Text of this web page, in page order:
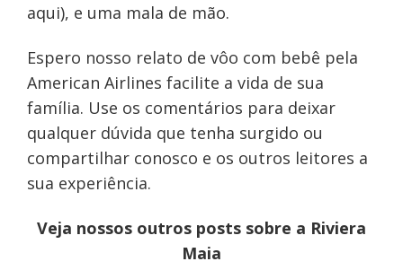
aqui), e uma mala de mão.
Espero nosso relato de vôo com bebê pela
American Airlines facilite a vida de sua
família. Use os comentários para deixar
qualquer dúvida que tenha surgido ou
compartilhar conosco e os outros leitores a
sua experiência.
Veja nossos outros posts sobre a Riviera
Maia